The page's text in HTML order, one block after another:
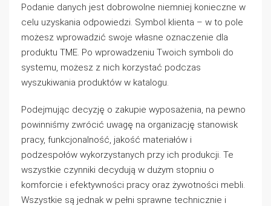
Podanie danych jest dobrowolne niemniej konieczne w
celu uzyskania odpowiedzi. Symbol klienta – w to pole
możesz wprowadzić swoje własne oznaczenie dla
produktu TME. Po wprowadzeniu Twoich symboli do
systemu, możesz z nich korzystać podczas
wyszukiwania produktów w katalogu.
Podejmując decyzję o zakupie wyposażenia, na pewno
powinniśmy zwrócić uwagę na organizację stanowisk
pracy, funkcjonalność, jakość materiałów i
podzespołów wykorzystanych przy ich produkcji. Te
wszystkie czynniki decydują w dużym stopniu o
komforcie i efektywności pracy oraz żywotności mebli.
Wszystkie są jednak w pełni sprawne technicznie i